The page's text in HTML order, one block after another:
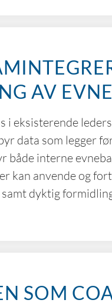
AV
i eksisterende
data som legger
både interne
kan anvende og
dyktig
SOM